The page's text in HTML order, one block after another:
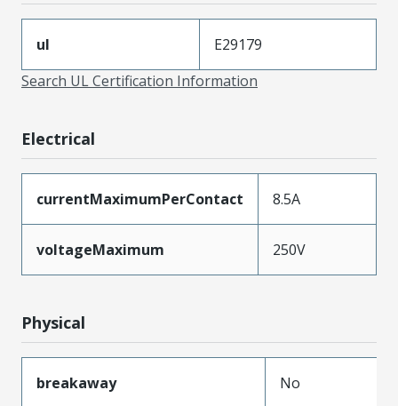
ul
E29179
Search UL Certification Information
Electrical
currentMaximumPerContact 8.5A
voltageMaximum 250V
Physical
breakaway No